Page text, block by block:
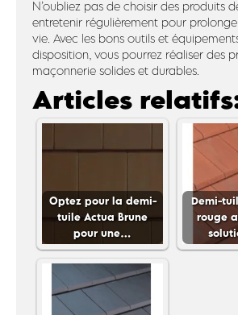
N’oubliez pas de choisir des produits
entretenir régulièrement pour
vie. Avec les bons outils et
disposition, vous pourrez réaliser des
maçonnerie solides et durables.
Articles
Optez pour la demi-
tuile Actua Brune
pour une…
Demi-
rouge